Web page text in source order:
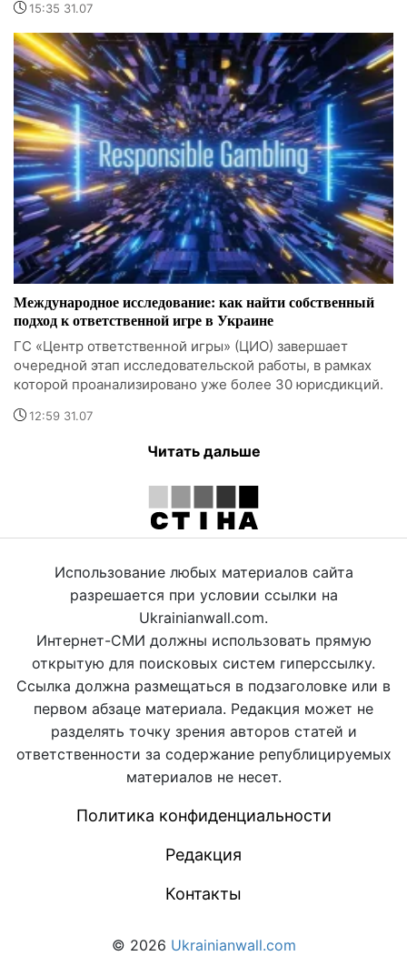
15:35 31.07
Международное исследование: как найти собственный
подход к ответственной игре в Украине
ГС «Центр ответственной игры» (ЦИО) завершает
очередной этап исследовательской работы, в рамках
которой проанализировано уже более 30 юрисдикций.
12:59 31.07
Читать дальше
Использование любых материалов сайта
разрешается при условии ссылки на
Ukrainianwall.com.
Интернет-СМИ должны использовать прямую
открытую для поисковых систем гиперссылку.
Ссылка должна размещаться в подзаголовке или в
первом абзаце материала. Редакция может не
разделять точку зрения авторов статей и
ответственности за содержание републицируемых
материалов не несет.
Политика конфиденциальности
Редакция
Контакты
© 2026 Ukrainianwall.com